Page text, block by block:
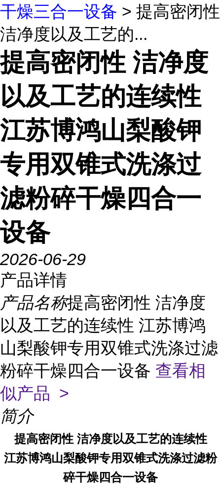
干燥三合一设备 > 提高密闭性
洁净度以及工艺的...
提高密闭性 洁净度
以及工艺的连续性
江苏博鸿山梨酸钾
专用双锥式洗涤过
滤粉碎干燥四合一
设备
2026-06-29
产品详情
产品名称提高密闭性 洁净度
以及工艺的连续性 江苏博鸿
山梨酸钾专用双锥式洗涤过滤
粉碎干燥四合一设备 查看相
似产品 >
简介
提高密闭性 洁净度以及工艺的连续性
江苏博鸿山梨酸钾专用双锥式洗涤过滤粉
碎干燥四合一设备